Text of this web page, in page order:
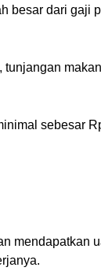
besar dari gaji
sebesar
mendapatkan